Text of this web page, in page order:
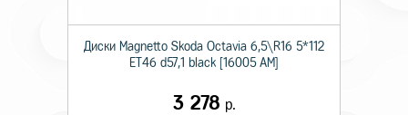
Диски Magnetto Skoda Octavia 6,5\R16 5*112
ET46 d57,1 black [16005 AM]
3 278 р.